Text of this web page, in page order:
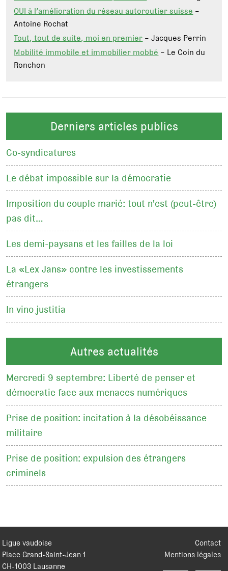
OUI à l’amélioration du réseau autoroutier suisse–
Antoine Rochat
Tout, tout de suite, moi en premier– Jacques Perrin
Mobilité immobile et immobilier mobbé– Le Coin du
Ronchon
Derniers articles publics
Co-syndicatures
Le débat impossible sur la démocratie
Imposition du couple marié: tout n'est (peut-être)
pas dit…
Les demi-paysans et les failles de la loi
La «Lex Jans» contre les investissements
étrangers
In vino justitia
Autres actualités
Mercredi 9 septembre: Liberté de penser et
démocratie face aux menaces numériques
Prise de position: incitation à la désobéissance
militaire
Prise de position: expulsion des étrangers
criminels
Contact
Mentions légales
Ligue vaudoise
Place Grand-Saint-Jean 1
CH-1003 Lausanne